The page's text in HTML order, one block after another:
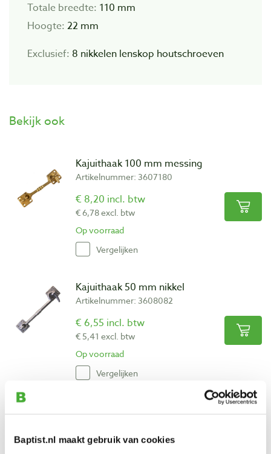
Baptist.nl maakt gebruik van cookies
Totale breedte: 110 mm
Hoogte: 22 mm
Exclusief: 8 nikkelen lenskop houtschroeven
Bekijk ook
Kajuithaak 100 mm messing
Artikelnummer: 3607180
€ 8,20 incl. btw
€ 6,78 excl. btw
Op voorraad
Vergelijken
Kajuithaak 50 mm nikkel
Artikelnummer: 3608082
€ 6,55 incl. btw
€ 5,41 excl. btw
Op voorraad
Vergelijken
Kajuithaak 75 mm nikkel
€ 7,35 incl. btw